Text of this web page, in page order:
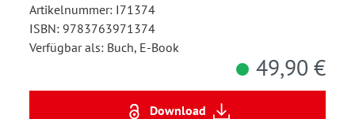
Artikelnummer: I71374
ISBN: 9783763971374
Verfügbar als: Buch, E-Book
49,90 €
Download